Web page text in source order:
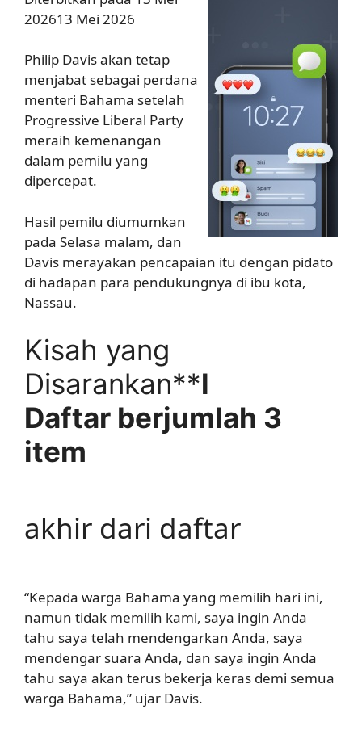
202613 Mei 2026
Philip Davis akan tetap
menjabat sebagai perdana
menteri Bahama setelah
Progressive Liberal Party
meraih kemenangan
dalam pemilu yang
dipercepat.
Hasil pemilu diumumkan
pada Selasa malam, dan
Davis merayakan pencapaian itu dengan pidato
di hadapan para pendukungnya di ibu kota,
Nassau.
Kisah yang
Disarankan**l
Daftar berjumlah 3
item
akhir dari daftar
“Kepada warga Bahama yang memilih hari ini,
namun tidak memilih kami, saya ingin Anda
tahu saya telah mendengarkan Anda, saya
mendengar suara Anda, dan saya ingin Anda
tahu saya akan terus bekerja keras demi semua
warga Bahama,” ujar Davis.